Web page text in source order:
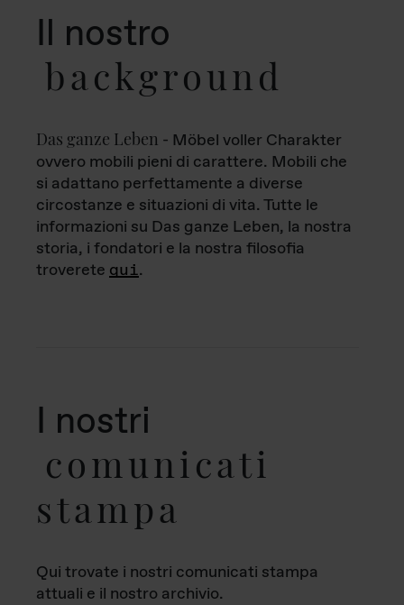
Il nostro
background
Das ganze Leben - Möbel voller Charakter
ovvero mobili pieni di carattere. Mobili che
si adattano perfettamente a diverse
circostanze e situazioni di vita. Tutte le
informazioni su Das ganze Leben, la nostra
storia, i fondatori e la nostra filosofia
troverete qui.
I nostri
comunicati
stampa
Qui trovate i nostri comunicati stampa
attuali e il nostro archivio.